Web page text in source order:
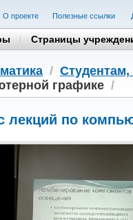
О проекте Полезные cсылки
Страницы
/
графике /
лекций по